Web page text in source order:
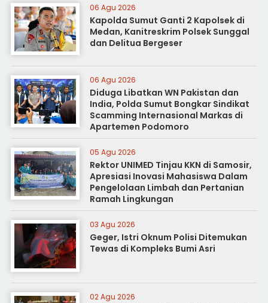
06 Agu 2026
Kapolda Sumut Ganti 2 Kapolsek di
Medan, Kanitreskrim Polsek Sunggal
dan Delitua Bergeser
06 Agu 2026
Diduga Libatkan WN Pakistan dan
India, Polda Sumut Bongkar Sindikat
Scamming Internasional Markas di
Apartemen Podomoro
05 Agu 2026
Rektor UNIMED Tinjau KKN di Samosir,
Apresiasi Inovasi Mahasiswa Dalam
Pengelolaan Limbah dan Pertanian
Ramah Lingkungan
03 Agu 2026
Geger, Istri Oknum Polisi Ditemukan
Tewas di Kompleks Bumi Asri
02 Agu 2026